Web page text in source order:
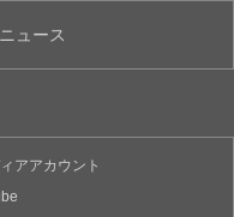
ニュース
アアカウント